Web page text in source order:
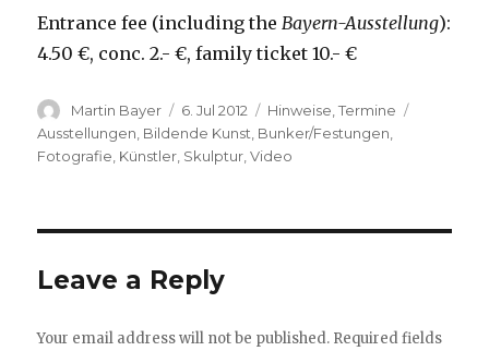
Entrance fee (including theBayern-Ausstellung):
4.50 €, conc. 2.- €, family ticket 10.- €
Author
Martin Bayer
Posted
on
6. Jul 2012 Categories
Hinweise ,Termine
Ausstellungen Bildende Kunst Bunker/Festungen
Fotografie Künstler Skulptur ,Video
Leave a Reply
Your email address will not be published. Required fields